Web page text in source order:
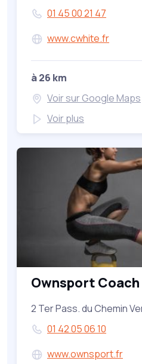
01 45 00 21 47
www.cwhite.fr
à 26 km
Voir sur Google Maps
Voir plus
Ownsport
2 Ter Pass. du Chemin
01 42 05 06 10
www.ownsport.fr